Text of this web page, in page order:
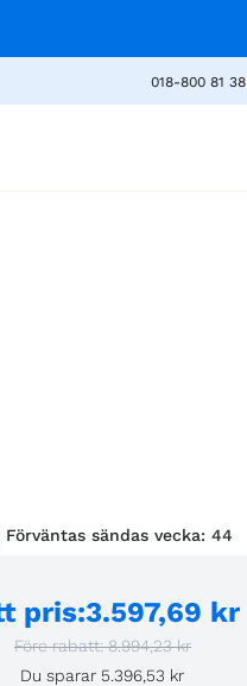
018-800 81 38
Förväntas sändas vecka: 44
pris:3.597,69 kr
Före rabatt: 8.994,23 kr
Du sparar 5.396,53 kr